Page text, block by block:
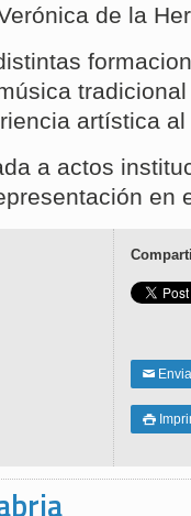
de la
artística
a actos
en
✉
